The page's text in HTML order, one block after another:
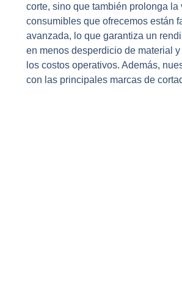
corte, sino que también prolonga
consumibles que ofrecemos están
avanzada, lo que garantiza un
en menos desperdicio de material
los costos operativos. Además,
con las principales marcas de